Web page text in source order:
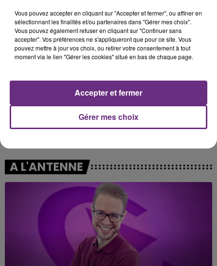
1h39
1h39
AMIR
1h36
1h36
ALEX WARREN
A L'ANTENNE
Vous pouvez accepter en cliquant sur "Accepter et fermer", ou affiner en
sélectionnant les finalités et/ou partenaires dans "Gérer mes choix".
Vous pouvez également refuser en cliquant sur "Continuer sans
accepter". Vos préférences ne s'appliqueront que pour ce site. Vous
pouvez mettre à jour vos choix, ou retirer votre consentement à tout
moment via le lien "Gérer les cookies" situé en bas de chaque page.
Gérer mes choix
Accepter et fermer